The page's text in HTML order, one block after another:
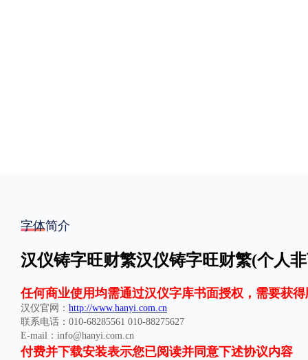
POP字体下载
字体简介
汉仪铸字旺财繁汉仪铸字旺财繁(个人
任何商业使用均需通过汉仪字库书面授权，需要获
汉仪官网： http://www.hanyi.com.cn
联系电话：010-68285561 010-88275627
E-mail：info@hanyi.com.cn
付费并下载安装表示您已阅读并同意下述协议内容